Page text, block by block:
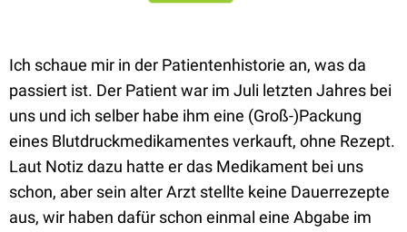
Ich schaue mir in der Patientenhistorie an, was da
passiert ist. Der Patient war im Juli letzten Jahres bei
uns und ich selber habe ihm eine (Groß-)Packung
eines Blutdruckmedikamentes verkauft, ohne Rezept.
Laut Notiz dazu hatte er das Medikament bei uns
schon, aber sein alter Arzt stellte keine Dauerrezepte
aus, wir haben dafür schon einmal eine Abgabe im